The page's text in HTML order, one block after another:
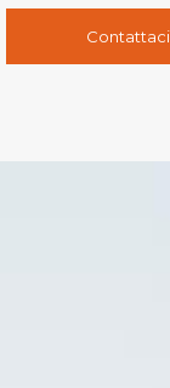
Contattaci